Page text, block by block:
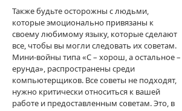
Также будьте осторожны с людьми,
которые эмоционально привязаны к
своему любимому языку, которые сделают
все, чтобы вы могли следовать их советам.
Мини-войны типа «C – хорош, а остальное –
ерунда», распространены среди
компьютерщиков. Все советы не подходят,
нужно критически относиться к вашей
работе и предоставленным советам. Это, в